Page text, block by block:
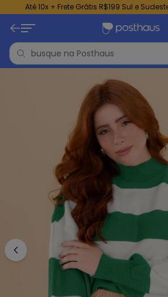
Até 10x + Frete Grátis R$199 Sul e